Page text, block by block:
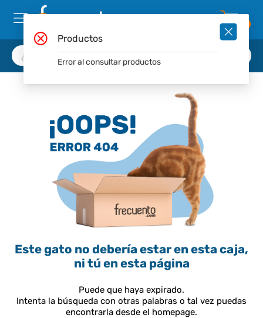
Este gato no debería estar en esta caja,
ni tú en esta página
Puede que haya expirado.
Intenta la búsqueda con otras palabras o tal vez puedas
encontrarla desde el homepage.
Productos
Error al consultar productos